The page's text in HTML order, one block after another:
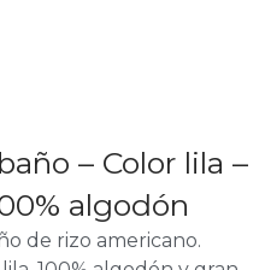
– Color lila –
algodón
de rizo americano.